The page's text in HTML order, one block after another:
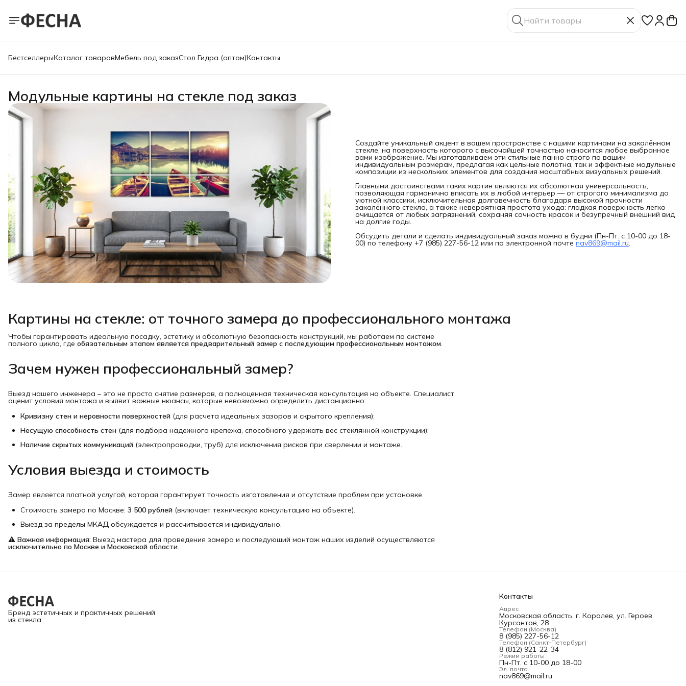
БестселлерыКаталог товаровМебель под заказСтол Гидра (оптом)Контакты
Модульные картины на стекле под заказ
Создайте уникальный акцент в вашем пространстве с нашими картинами на закалённом
стекле, на поверхность которого с высочайшей точностью наносится любое выбранное
вами изображение. Мы изготавливаем эти стильные панно строго по вашим
индивидуальным размерам, предлагая как цельные полотна, так и эффектные модульные
композиции из нескольких элементов для создания масштабных визуальных решений.
Главными достоинствами таких картин являются их абсолютная универсальность,
позволяющая гармонично вписать их в любой интерьер — от строгого минимализма до
уютной классики, исключительная долговечность благодаря высокой прочности
закалённого стекла, а также невероятная простота ухода: гладкая поверхность легко
очищается от любых загрязнений, сохраняя сочность красок и безупречный внешний вид
на долгие годы.
Обсудить детали и сделать индивидуальный заказ можно в будни (Пн-Пт. с 10-00 до 18-
00) по телефону +7 (985) 227-56-12 или по электронной почтеnav869@mail.ru.
Картины на стекле: от точного замера до профессионального монтажа
Чтобы гарантировать идеальную посадку, эстетику и абсолютную безопасность конструкций, мы работаем по системе
полного цикла, где обязательным этапом является предварительный замер с последующим профессиональным монтажом.
Зачем нужен профессиональный замер?
Выезд нашего инженера – это не просто снятие размеров, а полноценная техническая консультация на объекте. Специалист
оценит условия монтажа и выявит важные нюансы, которые невозможно определить дистанционно:
Кривизну стен и неровности поверхностей (для расчета идеальных зазоров и скрытого крепления);
Несущую способность стен (для подбора надежного крепежа, способного удержать вес стеклянной конструкции);
Наличие скрытых коммуникаций (электропроводки, труб) для исключения рисков при сверлении и монтаже.
Условия выезда и стоимость
Замер является платной услугой, которая гарантирует точность изготовления и отсутствие проблем при установке.
Стоимость замера по Москве: 3 500 рублей (включает техническую консультацию на объекте).
Выезд за пределы МКАД обсуждается и рассчитывается индивидуально.
⚠️ Важная информация: Выезд мастера для проведения замера и последующий монтаж наших изделий осуществляются
исключительно по Москве и Московской области.
Бренд эстетичных и практичных решений
из стекла
Контакты
Адрес
Московская область, г. Королев, ул. Героев
Курсантов, 28
Телефон (Москва)
8 (985) 227-56-12
Телефон (Санкт-Петербург)
8 (812) 921-22-34
Режим работы
Пн-Пт. с 10-00 до 18-00
Эл. почта
nav869@mail.ru